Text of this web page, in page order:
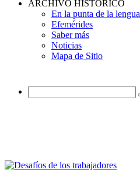
ARCHIVO HISTÓRICO
En la punta de la lengua
Efemérides
Saber más
Noticias
Mapa de Sitio